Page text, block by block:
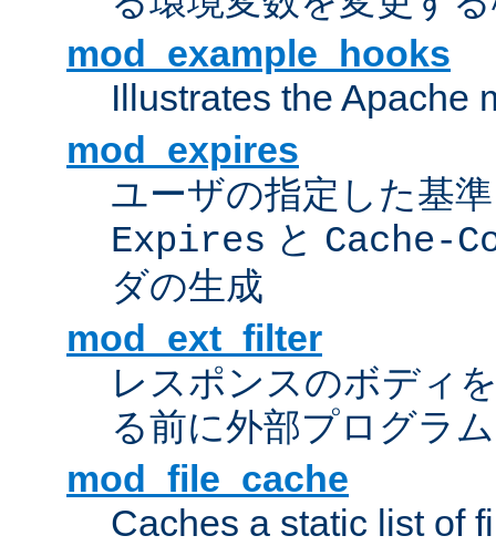
mod_example_hooks
Illustrates the Apache
mod_expires
ユーザの指定した基
Expires と Cache-
ダの生成
mod_ext_filter
レスポンスのボディ
る前に外部プログラ
mod_file_cache
Caches a static list of